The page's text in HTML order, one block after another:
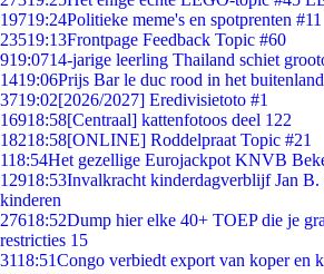
19719:24Politieke meme's en spotprenten #11
23519:13Frontpage Feedback Topic #60
919:0714-jarige leerling Thailand schiet
1419:06Prijs Bar le duc rood in het buitenland
3719:02[2026/2027] Eredivisietoto #1
16918:58[Centraal] kattenfotoos deel 122
18218:58[ONLINE] Roddelpraat Topic #21
118:54Het gezellige Eurojackpot KNVB
12918:53Invalkracht kinderdagverblijf Jan
kinderen
27618:52Dump hier elke 40+ TOEP die je
restricties 15
3118:51Congo verbiedt export van koper en